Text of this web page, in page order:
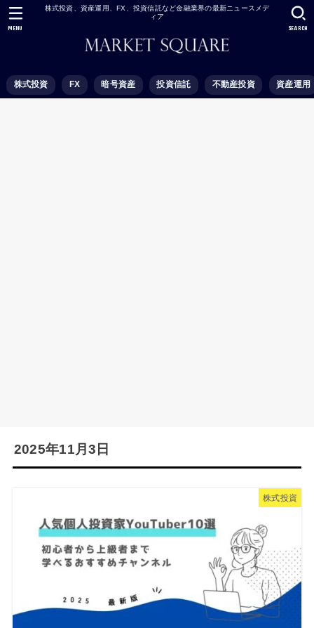
株式投資、資産運用、FX、投資信託など金融業界の最新ニュースメデ
ィア
株式投資 FX 暗号資産 投資信託 不動産投資 資産運用
SEARCH
MENU
2025年11月3日
株式投資